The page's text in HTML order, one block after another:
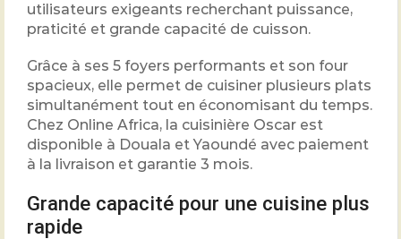
utilisateurs exigeants recherchant puissance,
praticité et grande capacité de cuisson.
Grâce à ses 5 foyers performants et son four
spacieux, elle permet de cuisiner plusieurs plats
simultanément tout en économisant du temps.
Chez Online Africa, la cuisinière Oscar est
disponible à Douala et Yaoundé avec paiement
à la livraison et garantie 3 mois.
Grande capacité pour une cuisine plus
rapide